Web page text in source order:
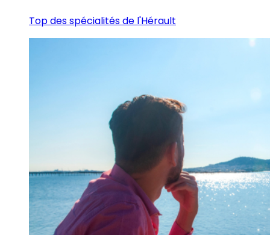
Top des spécialités de l'Hérault